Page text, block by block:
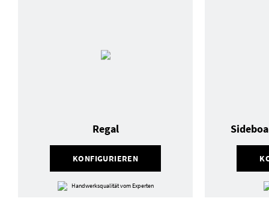
KONFIGURIEREN
Regal
Handwerksqualität vom Experten